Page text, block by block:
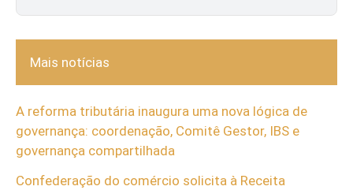
Mais notícias
A reforma tributária inaugura uma nova lógica de
governança: coordenação, Comitê Gestor, IBS e
governança compartilhada
Confederação do comércio solicita à Receita